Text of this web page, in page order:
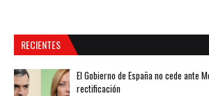
RECIENTES
El Gobierno de España no cede ante
rectificación